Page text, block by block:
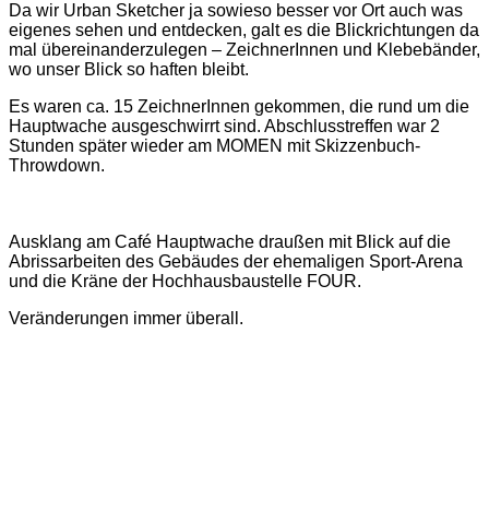
Da wir Urban Sketcher ja sowieso besser vor Ort auch was
eigenes sehen und entdecken, galt es die Blickrichtungen da
mal übereinanderzulegen – ZeichnerInnen und Klebebänder,
wo unser Blick so haften bleibt.
Es waren ca. 15 ZeichnerInnen gekommen, die rund um die
Hauptwache ausgeschwirrt sind. Abschlusstreffen war 2
Stunden später wieder am MOMEN mit Skizzenbuch-
Throwdown.
Ausklang am Café Hauptwache draußen mit Blick auf die
Abrissarbeiten des Gebäudes der ehemaligen Sport-Arena
und die Kräne der Hochhausbaustelle FOUR.
Veränderungen immer überall.